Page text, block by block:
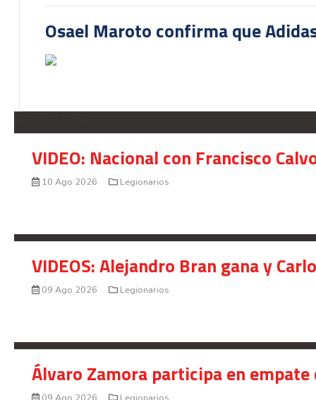
Osael Maroto confirma que
VIDEO: Nacional con Francisco
10 Ago 2026 Legionarios
VIDEOS: Alejandro Bran gana y
09 Ago 2026 Legionarios
Álvaro Zamora participa en